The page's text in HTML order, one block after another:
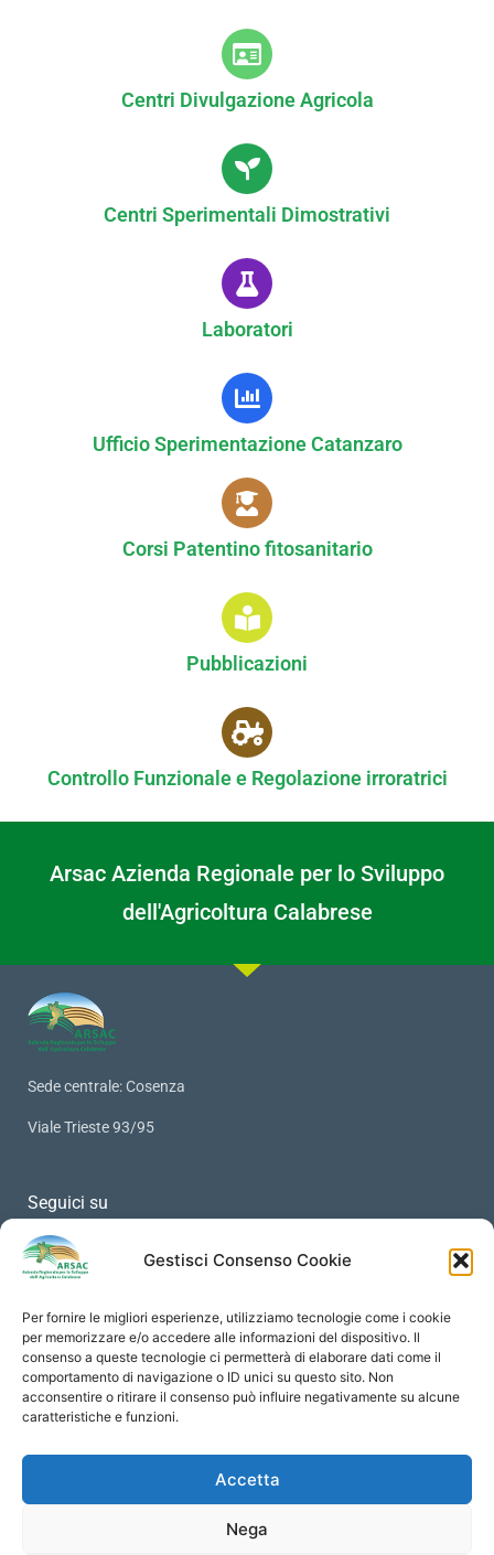
Gestisci Consenso Cookie
Per fornire le migliori esperienze, utilizziamo tecnologie come i cookie
per memorizzare e/o accedere alle informazioni del dispositivo. Il
consenso a queste tecnologie ci permetterà di elaborare dati come il
comportamento di navigazione o ID unici su questo sito. Non
acconsentire o ritirare il consenso può influire negativamente su alcune
caratteristiche e funzioni.
Accetta
Nega
Centri Divulgazione Agricola
Centri Sperimentali Dimostrativi
Laboratori
Ufficio Sperimentazione Catanzaro
Corsi Patentino fitosanitario
Pubblicazioni
Controllo Funzionale e Regolazione irroratrici
Arsac Azienda Regionale per lo Sviluppo
dell'Agricoltura Calabrese
Sede centrale: Cosenza
Viale Trieste 93/95
Seguici su
PRIVACY
Protezione Dati Personali
Informativa Privacy
Cookies Policy